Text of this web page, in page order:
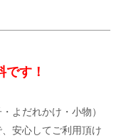
す！
よだれかけ・小物）
安心してご利用頂け